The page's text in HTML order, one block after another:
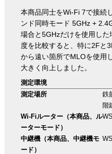
本商品同士をWi-Fi 7で接続
ンド同時モード 5GHz +
場合と5GHzだけを使用した
度を比較すると、特に2Fと
から遠い箇所でMLOを使用
大きく向上しました。
測定環境
測定場所
鉄
階
Wi-Fiルーター（本商品、ル
ーターモード）
中継機（本商品、中継機モ
ード）